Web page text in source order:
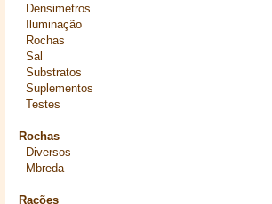
Densimetros
Iluminação
Rochas
Sal
Substratos
Suplementos
Testes
Rochas
Diversos
Mbreda
Rações